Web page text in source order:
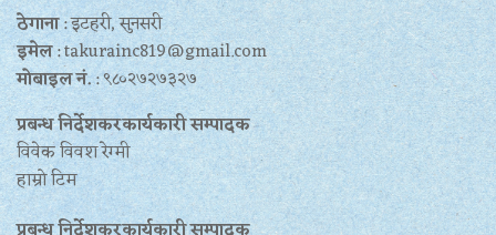
ठेगाना: इटहरी, सुनसरी
इमेल: takurainc819@gmail.com
मोबाइल नं.: ९८०२७२७३२७
प्रबन्ध निर्देशकरकार्यकारी सम्पादक
विवेक विवश रेग्मी
हाम्रो टिम